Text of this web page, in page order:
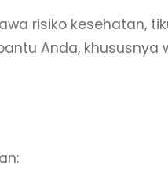
risiko kesehatan,
Anda, khususnya